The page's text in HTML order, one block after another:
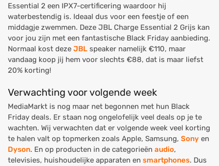
Essential 2 een IPX7-certificering waardoor hij
waterbestendig is. Ideaal dus voor een feestje of een
middagje zwemmen. Deze JBL Charge Essential 2 Grijs kan
voor jou zijn met een fantastische Black Friday aanbieding.
Normaal kost deze JBL speaker namelijk €110, maar
vandaag koop jij hem voor slechts €88, dat is maar liefst
20% korting!
Verwachting voor volgende week
MediaMarkt is nog maar net begonnen met hun Black
Friday deals. Er staan nog ongelofelijk veel deals op je te
wachten. Wij verwachten dat er volgende week veel korting
te halen valt op topmerken zoals Apple, Samsung, Sony en
Dyson. En op producten in de categorieën audio,
televisies, huishoudelijke apparaten en smartphones. Dus